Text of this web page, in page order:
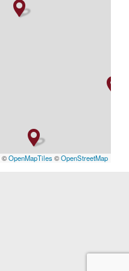
©OpenMapTiles ©OpenStreetMap